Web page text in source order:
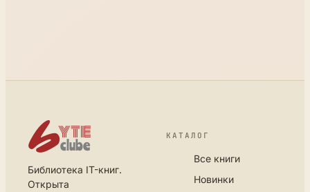
Библиотека IT-книг.
Открыта
КАТАЛОГ
Все книги
Новинки